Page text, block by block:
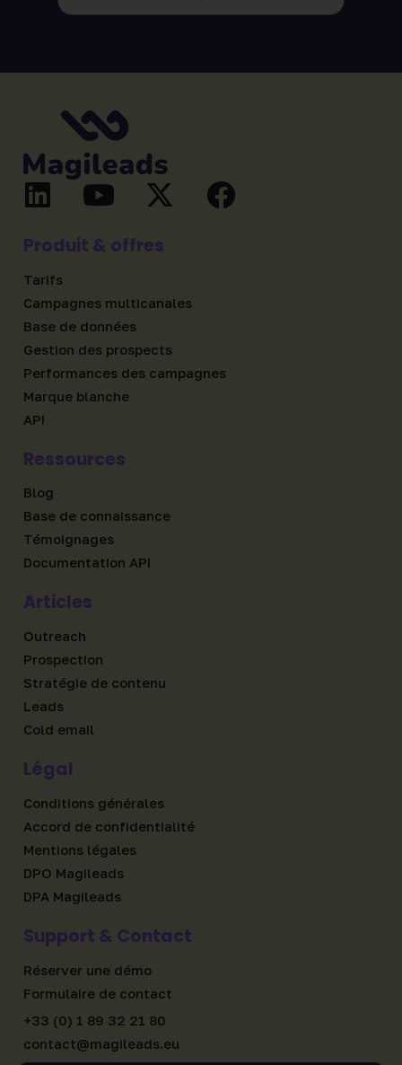
Produit & offres
Tarifs
Campagnes multicanales
Base de données
Gestion des prospects
Performances des campagnes
Marque blanche
API
Ressources
Blog
Base de connaissance
Témoignages
Documentation API
Articles
Outreach
Prospection
Stratégie de contenu
Leads
Cold email
Légal
Conditions générales
Accord de confidentialité
Mentions légales
DPO Magileads
DPA Magileads
Support & Contact
Réserver une démo
Formulaire de contact
+33 (0) 1 89 32 21 80
contact@magileads.eu